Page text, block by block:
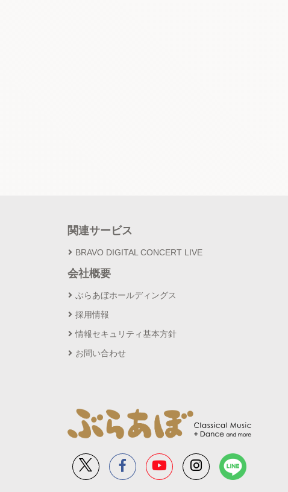
関連サービス
BRAVO DIGITAL CONCERT LIVE
会社概要
ぶらあぼホールディングス
採用情報
情報セキュリティ基本方針
お問い合わせ